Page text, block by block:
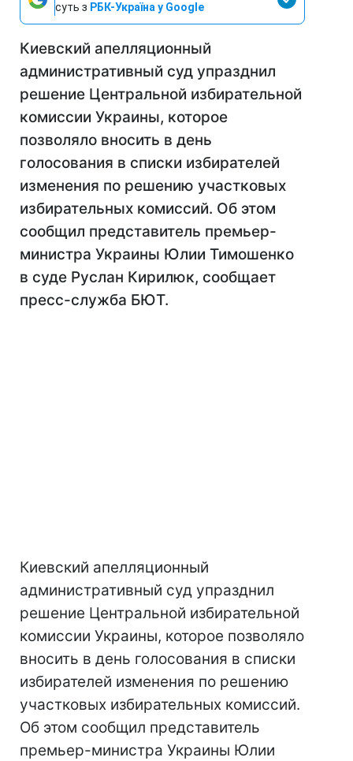
суть з РБК-Україна у Google
Киевский апелляционный
административный суд упразднил
решение Центральной избирательной
комиссии Украины, которое
позволяло вносить в день
голосования в списки избирателей
изменения по решению участковых
избирательных комиссий. Об этом
сообщил представитель премьер-
министра Украины Юлии Тимошенко
в суде Руслан Кирилюк, сообщает
пресс-служба БЮТ.
Киевский апелляционный
административный суд упразднил
решение Центральной избирательной
комиссии Украины, которое позволяло
вносить в день голосования в списки
избирателей изменения по решению
участковых избирательных комиссий.
Об этом сообщил представитель
премьер-министра Украины Юлии